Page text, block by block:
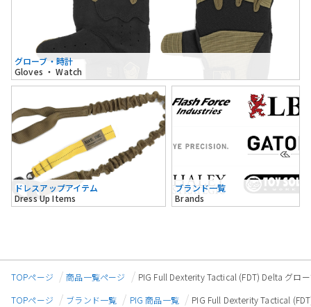
グローブ・時計
Gloves ・ Watch
ドレスアップアイテム
Dress Up Items
ブランド一覧
Brands
TOPページ 商品一覧ページ
PIG Full Dexterity Tactical (FDT) Delta グロ
TOPページ
ブランド一覧 PIG 商品一覧
PIG Full Dexterity Tactical